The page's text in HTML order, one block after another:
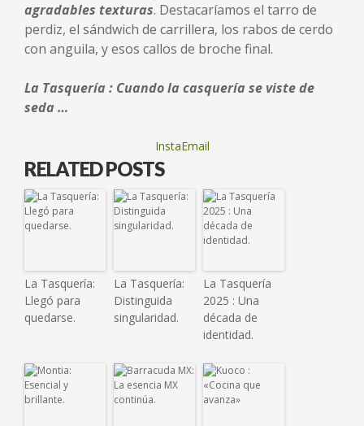
agradables texturas. Destacaríamos el tarro de
perdiz, el sándwich de carrillera, los rabos de cerdo
con anguila, y esos callos de broche final.
La Tasquería : Cuando la casquería se viste de
seda …
InstaEmail
RELATED POSTS
La Tasquería:
Llegó para
quedarse.
La Tasquería:
Distinguida
singularidad.
La Tasquería
2025 : Una
década de
identidad.